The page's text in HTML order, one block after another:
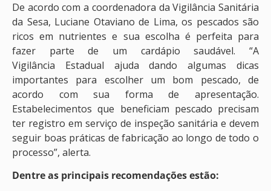
De acordo com a coordenadora da Vigilância Sanitária
da Sesa, Luciane Otaviano de Lima, os pescados são
ricos em nutrientes e sua escolha é perfeita para
fazer parte de um cardápio saudável. “A
Vigilância Estadual ajuda dando algumas dicas
importantes para escolher um bom pescado, de
acordo com sua forma de apresentação.
Estabelecimentos que beneficiam pescado precisam
ter registro em serviço de inspeção sanitária e devem
seguir boas práticas de fabricação ao longo de todo o
processo”, alerta.
Dentre as principais recomendações estão: